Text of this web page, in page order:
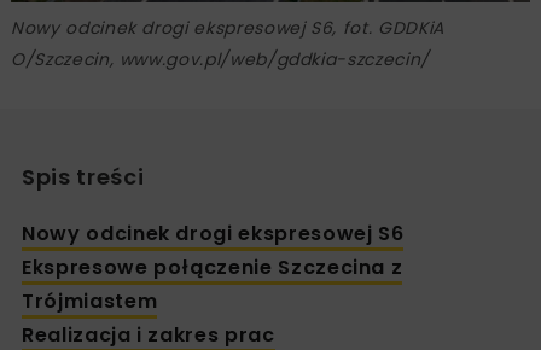
Nowy odcinek drogi ekspresowej S6, fot. GDDKiA
O/Szczecin, www.gov.pl/web/gddkia-szczecin/
Spis treści
Nowy odcinek drogi ekspresowej S6
Ekspresowe połączenie Szczecina z
Trójmiastem
Realizacja i zakres prac